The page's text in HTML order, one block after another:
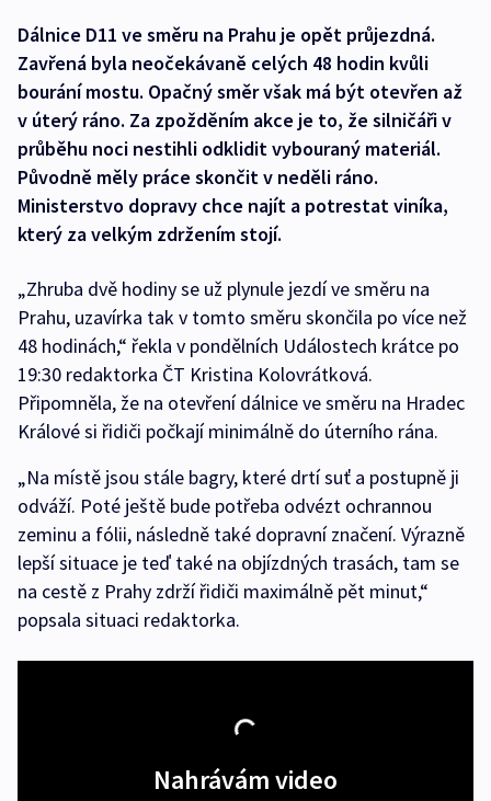
Dálnice D11 ve směru na Prahu je opět průjezdná.
Zavřená byla neočekávaně celých 48 hodin kvůli
bourání mostu. Opačný směr však má být otevřen až
v úterý ráno. Za zpožděním akce je to, že silničáři v
průběhu noci nestihli odklidit vybouraný materiál.
Původně měly práce skončit v neděli ráno.
Ministerstvo dopravy chce najít a potrestat viníka,
který za velkým zdržením stojí.
„Zhruba dvě hodiny se už plynule jezdí ve směru na
Prahu, uzavírka tak v tomto směru skončila po více než
48 hodinách,“ řekla v pondělních Událostech krátce po
19:30 redaktorka ČT Kristina Kolovrátková.
Připomněla, že na otevření dálnice ve směru na Hradec
Králové si řidiči počkají minimálně do úterního rána.
„Na místě jsou stále bagry, které drtí suť a postupně ji
odváží. Poté ještě bude potřeba odvézt ochrannou
zeminu a fólii, následně také dopravní značení. Výrazně
lepší situace je teď také na objízdných trasách, tam se
na cestě z Prahy zdrží řidiči maximálně pět minut,“
popsala situaci redaktorka.
Nahrávám video